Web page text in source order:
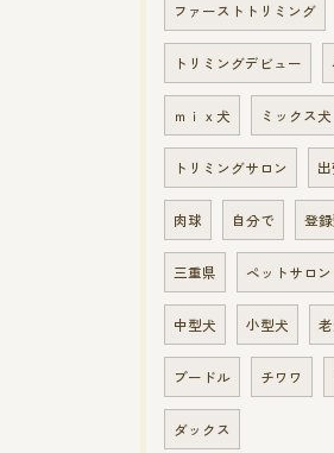
ファーストトリミング
トリミングデビュー
ｍｉｘ犬 ミックス犬
トリミングサロン
肉球 自分で 登
三重県 ペットサロン
中型犬 小型犬
プードル チワワ
ダックス